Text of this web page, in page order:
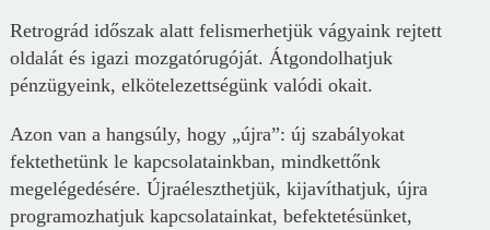
Retrográd időszak alatt felismerhetjük vágyaink rejtett
oldalát és igazi mozgatórugóját. Átgondolhatjuk
pénzügyeink, elkötelezettségünk valódi okait.
Azon van a hangsúly, hogy „újra”: új szabályokat
fektethetünk le kapcsolatainkban, mindkettőnk
megelégedésére. Újraéleszthetjük, kijavíthatjuk, újra
programozhatjuk kapcsolatainkat, befektetésünket,